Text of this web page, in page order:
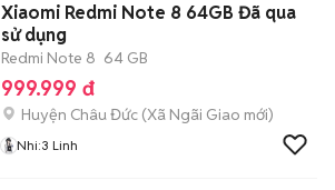
Xiaomi Redmi Note 8 64GB Đã qua
sử dụng
Redmi Note 8 64 GB
999.999 đ
Huyện Châu Đức (Xã Ngãi Giao mới)
Nhi:3 Linh